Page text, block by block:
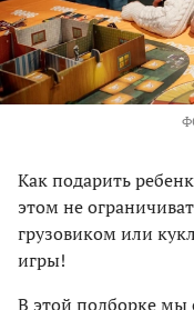
Как подарить
этом не
грузовиком или
игры!
В этой подборке мы